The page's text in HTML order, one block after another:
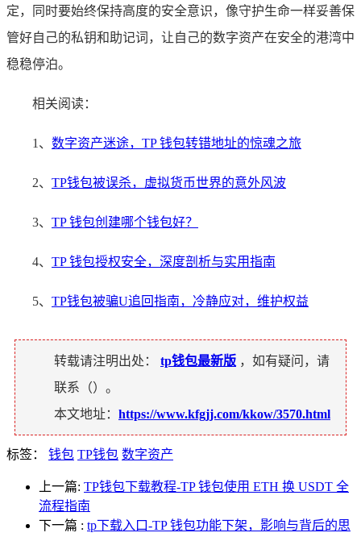
定，同时要始终保持高度的安全意识，像守护生命一样妥善保
管好自己的私钥和助记词，让自己的数字资产在安全的港湾中
稳稳停泊。
相关阅读：
1、 数字资产迷途，TP 钱包转错地址的惊魂之旅
2、 TP钱包被误杀，虚拟货币世界的意外风波
3、 TP 钱包创建哪个钱包好？
4、 TP 钱包授权安全，深度剖析与实用指南
5、 TP钱包被骗U追回指南，冷静应对，维护权益
转载请注明出处： tp钱包最新版 ，如有疑问，请
联系（）。
本文地址： https://www.kfgjj.com/kkow/3570.html
标签： 钱包 TP钱包 数字资产
上一篇: TP钱包下载教程-TP 钱包使用 ETH 换 USDT 全
流程指南
下一篇 : tp下载入口-TP 钱包功能下架，影响与背后的思